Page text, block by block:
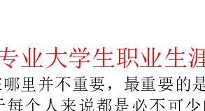
的职业生涯目标，才能使大学的学习更加有效，赢在起跑线上。